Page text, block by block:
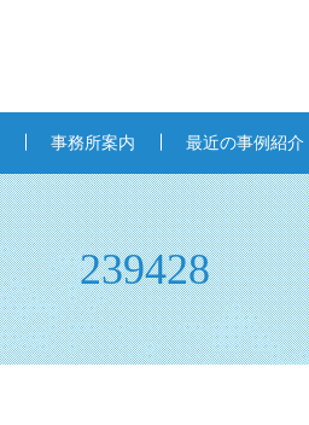
事務所案内 最近の事例紹介
239428